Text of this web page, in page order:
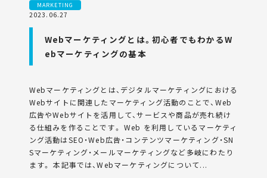
MARKETING
2023.06.27
Webマーケティングとは。初心者でもわかるW
ebマーケティングの基本
Webマーケティングとは、デジタルマーケティングにおける
Webサイトに関連したマーケティング活動のことで、Web
広告やWebサイトを活用して、サービスや商品が売れ続け
る仕組みを作ることです。 Web を利用しているマーケティ
ング活動はSEO・Web広告・コンテンツマーケティング・SN
Sマーケティング・メールマーケティングなど多岐にわたり
ます。 本記事では、Webマーケティングについて...